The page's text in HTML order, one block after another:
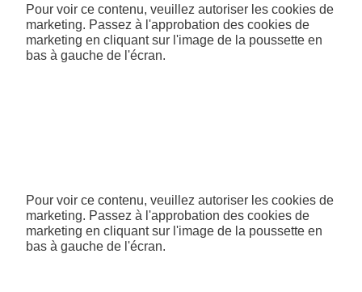
Pour voir ce contenu, veuillez autoriser les cookies de
marketing. Passez à l'approbation des cookies de
marketing en cliquant sur l'image de la poussette en
bas à gauche de l'écran.
Pour voir ce contenu, veuillez autoriser les cookies de
marketing. Passez à l'approbation des cookies de
marketing en cliquant sur l'image de la poussette en
bas à gauche de l'écran.